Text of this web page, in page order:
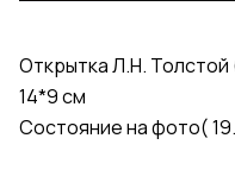
Открытка Л.Н.
14*9 см
Состояние на фото(